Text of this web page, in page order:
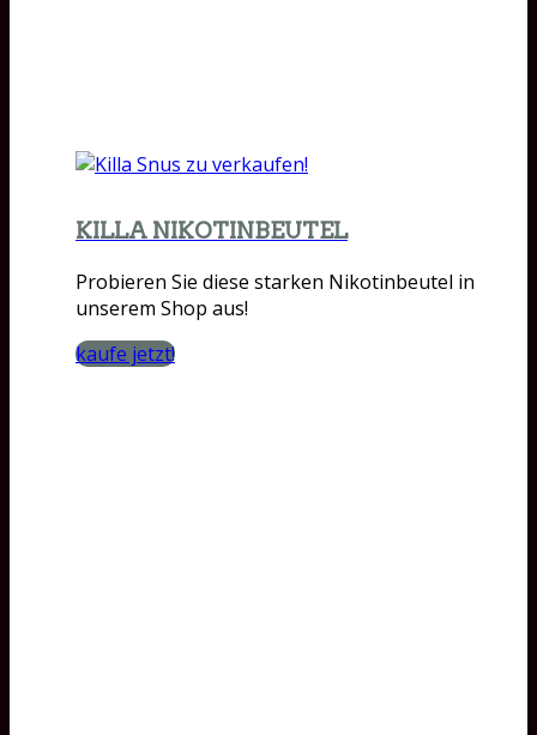
KILLA NIKOTINBEUTEL
Probieren Sie diese starken Nikotinbeutel in
unserem Shop aus!
kaufe jetzt!